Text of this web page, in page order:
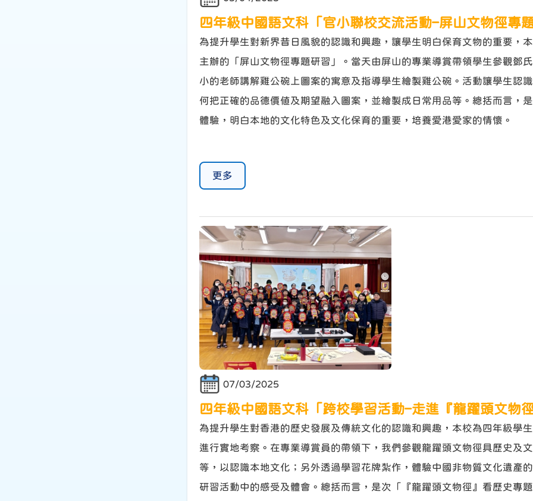
四年級中國語文科「官小聯校交流活動–屏山文物徑專
為提升學生對新界昔日風貌的認識和興趣，讓學生明白保育文物的重要，
主辦的「屏山文物徑專題研習」。當天由屏山的專業導賞帶領學生參觀鄧
小的老師講解雞公碗上圖案的寓意及指導學生繪製雞公碗。活動讓學生認
何把正確的品德價值及期望融入圖案，並繪製成日常用品等。總括而言，
體驗，明白本地的文化特色及文化保育的重要，培養愛港愛家的情懷。
更多
07/03/2025
四年級中國語文科「跨校學習活動–走進『龍躍頭文物
為提升學生對香港的歷史發展及傳統文化的認識和興趣，本校為四年級學
進行實地考察。在專業導賞員的帶領下，我們參觀龍躍頭文物徑具歷史及
等，以認識本地文化；另外透過學習花牌紮作，體驗中國非物質文化遺產
研習活動中的感受及體會。總括而言，是次「『龍躍頭文物徑』看歷史專